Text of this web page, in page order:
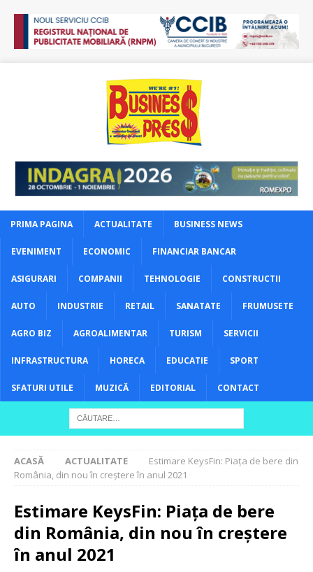
PRIMA PAGINA ACTUALITATE BUSINESS NEWS
EVENIMENT ECONOMIC FINANCIAR BANCAR
ASIGURARI COMPANII TEHNOLOGIE CONSTRUCTII
AUTO INDUSTRIE RETAIL SANATATE FRUMUSETE
AGRO BIZ AGROALIMENTAR TURISM SERVICII
INFRASTRUCTURA HORECA EDUCATIE SPORT
SFATURI UTILE MUZICĂ EDITORIAL CONTACT
ACASĂ ACTUALITATE
Estimare KeysFin: Piața de bere din
România, din nou în creștere în anul 2021
Estimare KeysFin: Piața de bere
din România, din nou în creștere
în anul 2021